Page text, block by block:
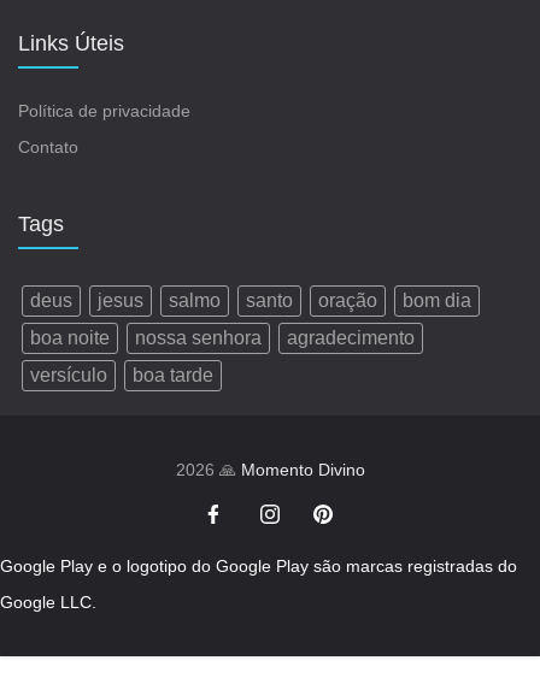
Links Úteis
Política de privacidade
Contato
Tags
deus jesus salmo santo oração
bom dia
boa noite
nossa senhora
agradecimento
versículo
boa tarde
2026 🙏 Momento Divino
Google Play e o logotipo do Google Play são marcas registradas do
Google LLC.